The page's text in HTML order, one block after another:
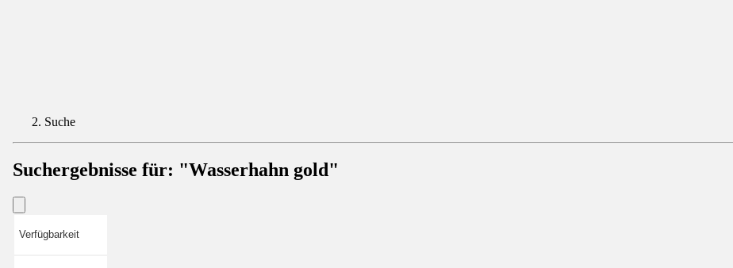
Suche
Suchergebnisse für: "Wasserhahn gold"
Verfügbarkeit